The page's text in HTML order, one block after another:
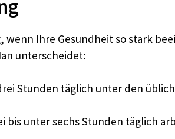
wenn Ihre Gesundheit so stark
unterscheidet:
Stunden täglich unter den
bis unter sechs Stunden täglich